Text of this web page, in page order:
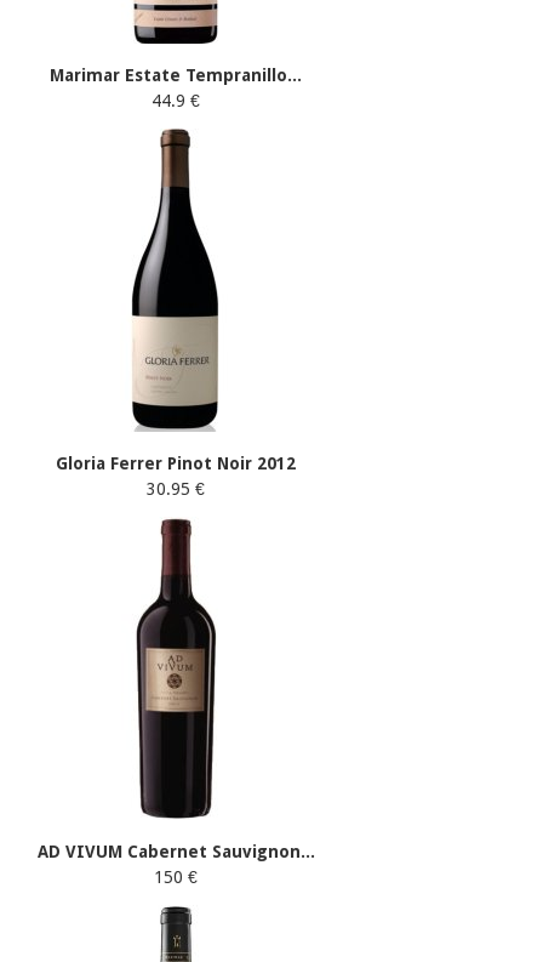
Marimar Estate Tempranillo...
44.9 €
Gloria Ferrer Pinot Noir 2012
30.95 €
AD VIVUM Cabernet Sauvignon...
150 €